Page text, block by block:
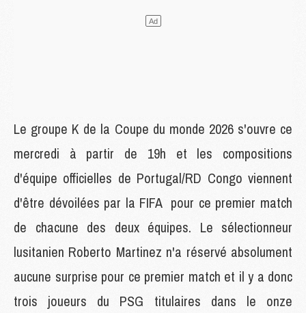
Le groupe K de la Coupe du monde 2026 s'ouvre ce
mercredi à partir de 19h et les compositions
d'équipe officielles de Portugal/RD Congo viennent
d'être dévoilées par la FIFA pour ce premier match
de chacune des deux équipes. Le sélectionneur
lusitanien Roberto Martinez n'a réservé absolument
aucune surprise pour ce premier match et il y a donc
trois joueurs du PSG titulaires dans le onze